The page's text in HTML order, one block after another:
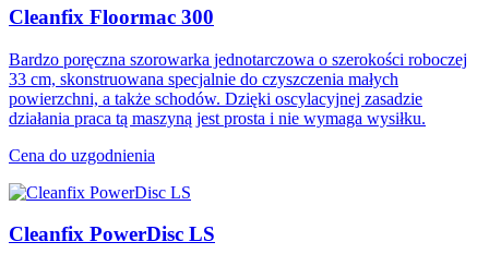
Cleanfix Floormac 300
Bardzo poręczna szorowarka jednotarczowa o szerokości roboczej
33 cm, skonstruowana specjalnie do czyszczenia małych
powierzchni, a także schodów. Dzięki oscylacyjnej zasadzie
działania praca tą maszyną jest prosta i nie wymaga wysiłku.
Cena do uzgodnienia
Cleanfix PowerDisc LS